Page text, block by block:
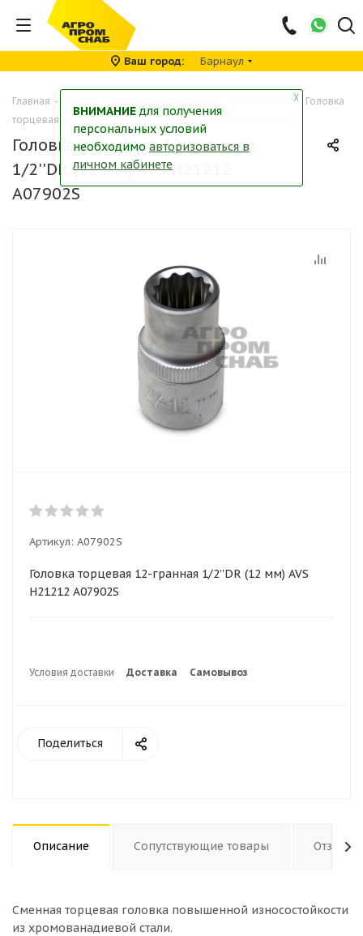
Ваш город Барнаул
Главная - - Головка
торцевая 12-гранная 1/2''DR (12 мм) AVS H21212 A07902S
Головка торцевая 12-гранная
1/2''DR (12 мм) AVS H21212
A07902S
Артикул: A07902S
Головка торцевая 12-гранная 1/2''DR (12 мм) AVS
H21212 A07902S
Условия доставки Доставка Самовывоз
Поделиться
Описание Сопутствующие товары Отзывы
Сменная торцевая головка повышенной износостойкости
из хромованадиевой стали.
╳
ВНИМАНИЕ для получения
персональных условий
необходимо авторизоваться в
личном кабинете